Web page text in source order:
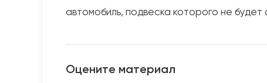
автомобиль, подвеска которого не будет
Оцените материал